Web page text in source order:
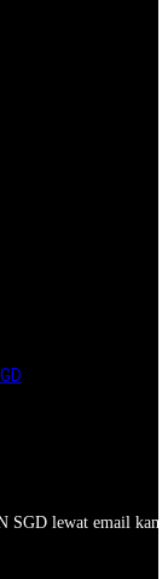
SGD lewat email